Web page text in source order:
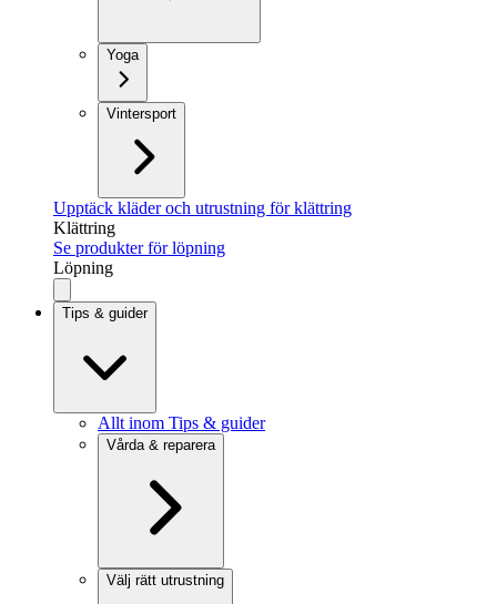
Yoga
Vintersport
Upptäck kläder och utrustning för klättring
Klättring
Se produkter för löpning
Löpning
Tips & guider
Allt inom Tips & guider
Vårda & reparera
Välj rätt utrustning